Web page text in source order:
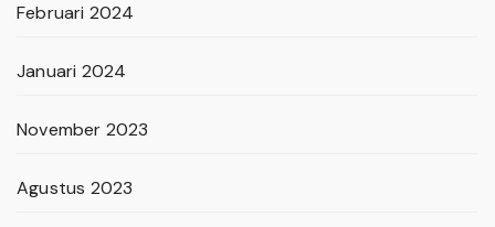
Februari 2024
Januari 2024
November 2023
Agustus 2023